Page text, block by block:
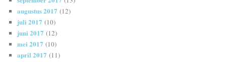
augustus 2017 (12)
juli 2017 (10)
juni 2017 (12)
mei 2017 (10)
april 2017 (11)